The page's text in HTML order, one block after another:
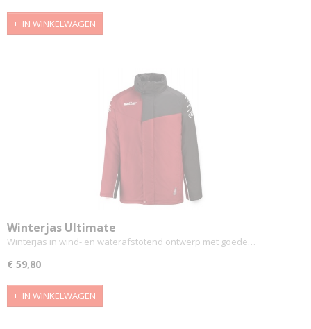
IN WINKELWAGEN
Winterjas Ultimate
Winterjas in wind- en waterafstotend ontwerp met goede…
€ 59,80
IN WINKELWAGEN